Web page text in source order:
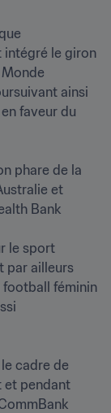
intégré le giron
ainsi
faveur du
phare de la
et
Bank
le sport
par ailleurs
féminin
cadre de
et pendant